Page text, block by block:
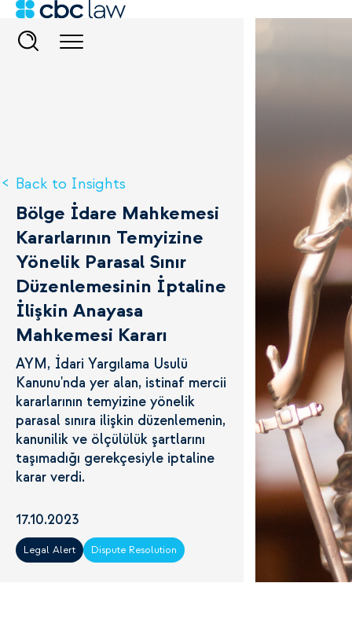
Back to Insights
Bölge İdare Mahkemesi
Kararlarının Temyizine
Yönelik Parasal Sınır
Düzenlemesinin İptaline
İlişkin Anayasa
Mahkemesi Kararı
AYM, İdari Yargılama Usulü
Kanunu'nda yer alan, istinaf mercii
kararlarının temyizine yönelik
parasal sınıra ilişkin düzenlemenin,
kanunilik ve ölçülülük şartlarını
taşımadığı gerekçesiyle iptaline
karar verdi.
17.10.2023
Legal Alert Dispute Resolution